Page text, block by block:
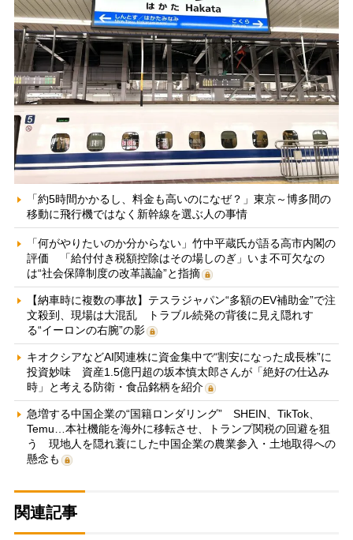
「約5時間かかるし、料金も高いのになぜ？」東京～博多間の
移動に飛行機ではなく新幹線を選ぶ人の事情
「何がやりたいのか分からない」竹中平蔵氏が語る高市内閣の
評価 「給付付き税額控除はその場しのぎ」いま不可欠なの
は“社会保障制度の改革議論”と指摘
【納車時に複数の事故】テスラジャパン“多額のEV補助金”で注
文殺到、現場は大混乱 トラブル続発の背後に見え隠れす
る“イーロンの右腕”の影
キオクシアなどAI関連株に資金集中で“割安になった成長株”に
投資妙味 資産1.5億円超の坂本慎太郎さんが「絶好の仕込み
時」と考える防衛・食品銘柄を紹介
急増する中国企業の“国籍ロンダリング” SHEIN、TikTok、
Temu…本社機能を海外に移転させ、トランプ関税の回避を狙
う 現地人を隠れ蓑にした中国企業の農業参入・土地取得への
懸念も
関連記事